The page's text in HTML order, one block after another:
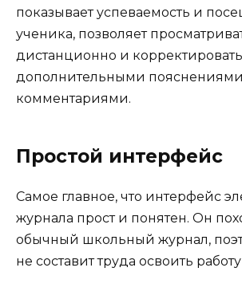
показывает успеваемость и
ученика, позволяет
дистанционно и
дополнительными
комментариями.
Простой интерфейс
Самое главное, что интерфейс
журнала прост и понятен. Он
обычный школьный журнал,
не составит труда освоить